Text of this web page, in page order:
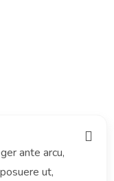
ante arcu,
ut,